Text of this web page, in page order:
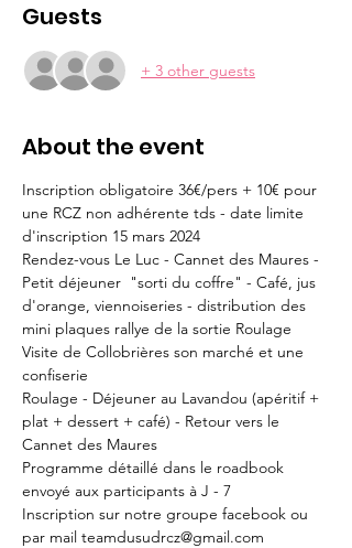
Guests
+ 3 other guests
About the event
Inscription obligatoire 36€/pers + 10€ pour
une RCZ non adhérente tds - date limite
d'inscription 15 mars 2024
Rendez-vous Le Luc - Cannet des Maures -
Petit déjeuner  "sorti du coffre" - Café, jus
d'orange, viennoiseries - distribution des
mini plaques rallye de la sortie Roulage
Visite de Collobrières son marché et une
confiserie
Roulage - Déjeuner au Lavandou (apéritif +
plat + dessert + café) - Retour vers le
Cannet des Maures
Programme détaillé dans le roadbook
envoyé aux participants à J - 7
Inscription sur notre groupe facebook ou
par mail teamdusudrcz@gmail.com